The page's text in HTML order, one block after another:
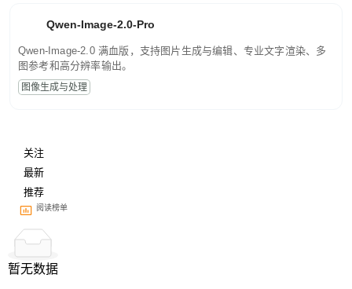
Qwen-Image-2.0-Pro
Qwen-Image-2.0 满血版，支持图片生成与编辑、专业文字渲染、多
图参考和高分辨率输出。
图像生成与处理
关注
最新
推荐
阅读榜单
暂无数据